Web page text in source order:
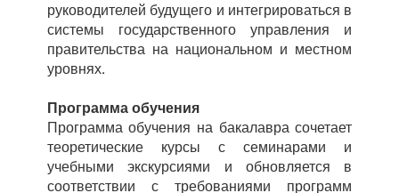
руководителей будущего и интегрироваться в
системы государственного управления и
правительства на национальном и местном
уровнях.
Программа обучения
Программа обучения на бакалавра сочетает
теоретические курсы с семинарами и
учебными экскурсиями и обновляется в
соответствии с требованиями программ